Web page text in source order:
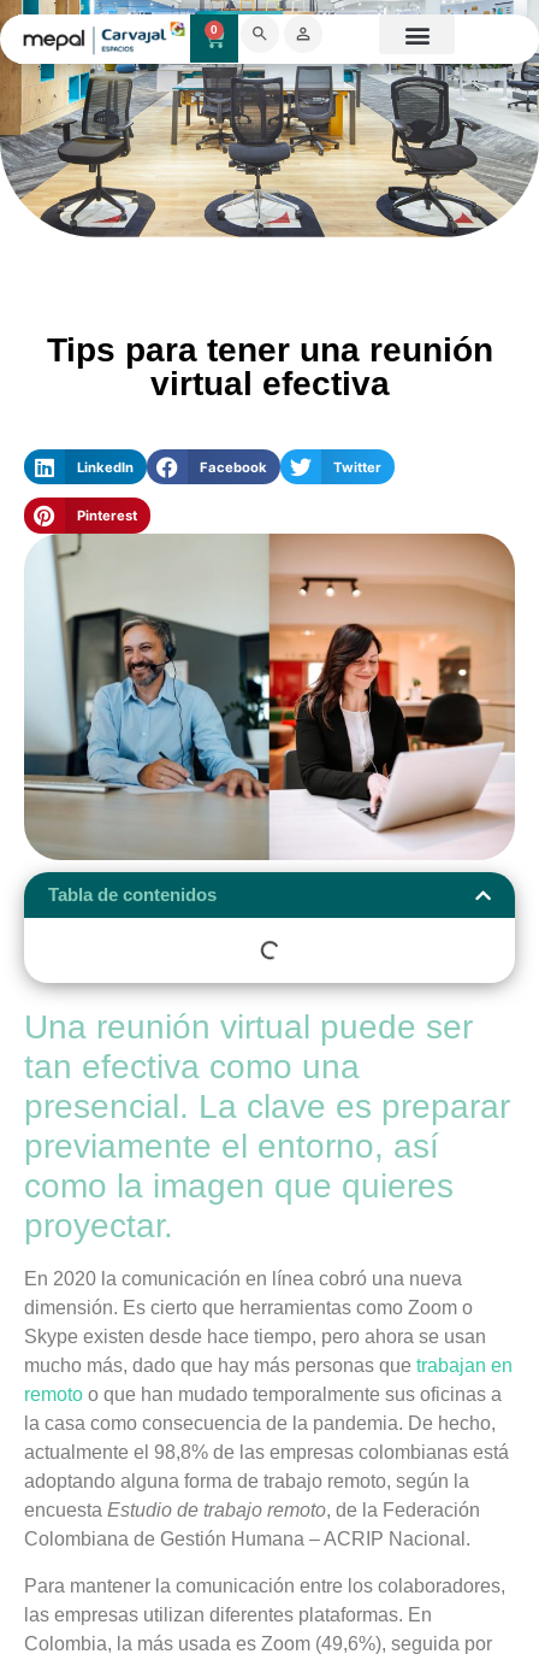
0
Tips para tener una reunión
virtual efectiva
LinkedIn Facebook Twitter
Pinterest
Tabla de contenidos
Una reunión virtual puede ser
tan efectiva como una
presencial. La clave es preparar
previamente el entorno, así
como la imagen que quieres
proyectar.
En 2020 la comunicación en línea cobró una nueva
dimensión. Es cierto que herramientas como Zoom o
Skype existen desde hace tiempo, pero ahora se usan
mucho más, dado que hay más personas que trabajan en
remoto o que han mudado temporalmente sus oficinas a
la casa como consecuencia de la pandemia. De hecho,
actualmente el 98,8% de las empresas colombianas está
adoptando alguna forma de trabajo remoto, según la
encuesta Estudio de trabajo remoto, de la Federación
Colombiana de Gestión Humana – ACRIP Nacional.
Para mantener la comunicación entre los colaboradores,
las empresas utilizan diferentes plataformas. En
Colombia, la más usada es Zoom (49,6%), seguida por